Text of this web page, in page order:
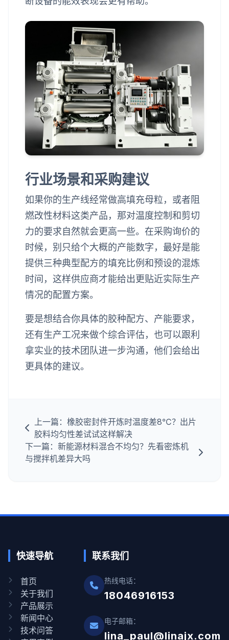
行业场景和采购建议
如果你的生产线经常做高填充母粒，或者阻
燃改性材料这类产品，那对温度控制和剪切
力的要求自然就会更高一些。在采购询价的
时候，别只给个大概的产能数字，最好是能
提供三种典型配方的填充比例和预设的混炼
时间，这样供应商才能给出更贴近实际生产
情况的配置方案。
要是想结合你具体的胶种配方、产能要求，
还有生产工况来做个综合评估，也可以跟利
拿实业的技术团队进一步沟通，他们会给出
更具体的建议。
上一篇：橡胶密封件开炼时温度差8℃？出片
胶料均匀性差试试这样解决
下一篇：新能源材料混合不均匀？先看密炼机
与搅拌机差异大吗
快速导航
首页
关于我们
产品展示
新闻中心
技术问答
联系我们
热线电话：
18046916153
电子邮箱：
lina_paul@linajx.com